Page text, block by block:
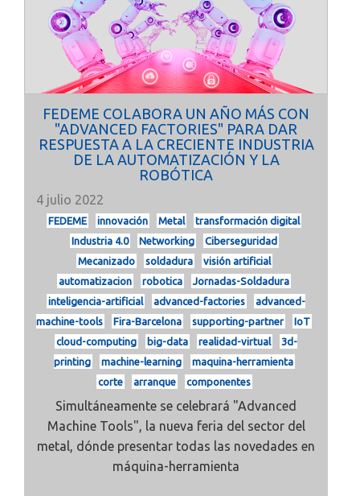
FEDEME COLABORA UN AÑO MÁS CON
"ADVANCED FACTORIES" PARA DAR
RESPUESTA A LA CRECIENTE INDUSTRIA
DE LA AUTOMATIZACIÓN Y LA
ROBÓTICA
4 julio 2022
FEDEME innovación Metal
transformación digital
Industria 4.0
Networking
Ciberseguridad
Mecanizado
soldadura
visión artificial
automatizacion
robotica
Jornadas-Soldadura
inteligencia-artificial
advanced-factories
advanced-
machine-tools
Fira-Barcelona supporting-partner
IoT
cloud-computing
big-data realidad-virtual
3d-
printing
machine-learning
maquina-herramienta
corte
arranque componentes
Simultáneamente se celebrará "Advanced
Machine Tools", la nueva feria del sector del
metal, dónde presentar todas las novedades en
máquina-herramienta